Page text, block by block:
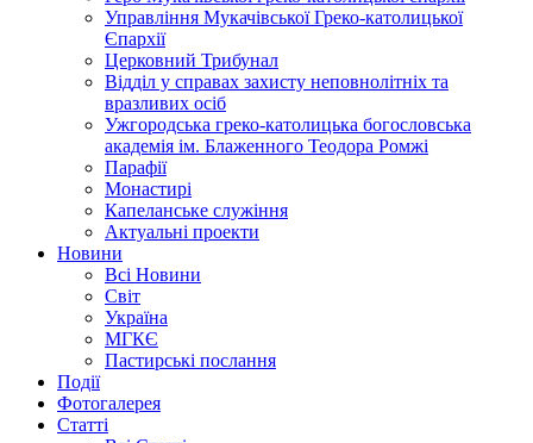
Управління Мукачівської Греко-католицької
Єпархії
Церковний Трибунал
Відділ у справах захисту неповнолітніх та
вразливих осіб
Ужгородська греко-католицька богословська
академія ім. Блаженного Теодора Ромжі
Парафії
Монастирі
Капеланське служіння
Актуальні проекти
Новини
Всі Новини
Світ
Україна
МГКЄ
Пастирські послання
Події
Фотогалерея
Статті